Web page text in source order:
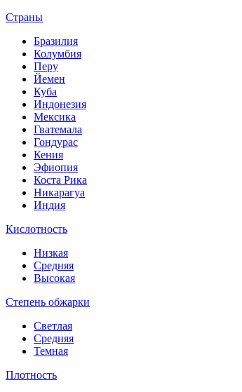
Страны
Бразилия
Колумбия
Перу
Йемен
Куба
Индонезия
Мексика
Гватемала
Гондурас
Кения
Эфиопия
Коста Рика
Никарагуа
Индия
Кислотность
Низкая
Средняя
Высокая
Степень обжарки
Светлая
Средняя
Темная
Плотность